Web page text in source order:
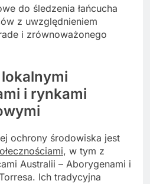
do śledzenia łańcucha
z uwzględnieniem
i zrównoważonego
lokalnymi
i rynkami
ochrony środowiska jest
, w tym z
Australii – Aborygenami i
Ich tradycyjna